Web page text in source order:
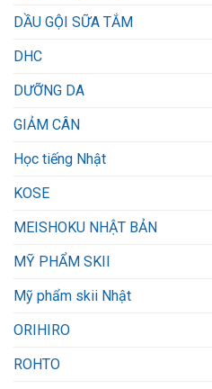
DẦU GỘI SỮA TẮM
DHC
DƯỠNG DA
GIẢM CÂN
Học tiếng Nhật
KOSE
MEISHOKU NHẬT BẢN
MỸ PHẨM SKII
Mỹ phẩm skii Nhật
ORIHIRO
ROHTO